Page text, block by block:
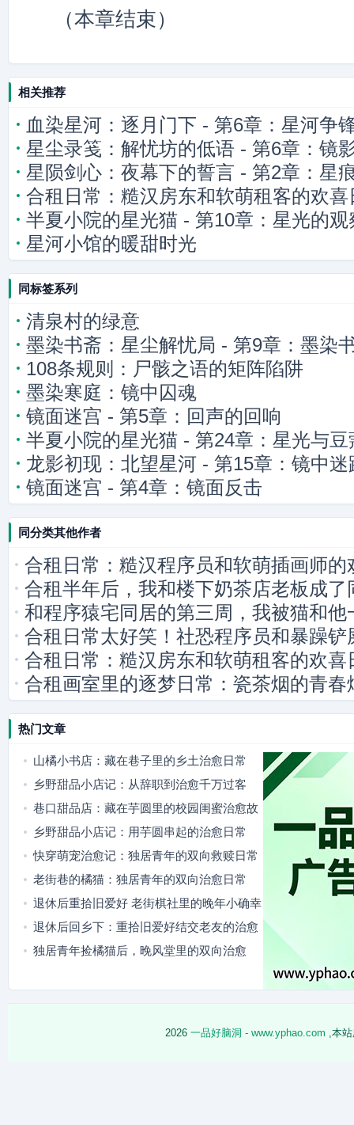
（本章结束）
相关推荐
血染星河：逐月门下 - 第6章：星河争
星尘录笺：解忧坊的低语 - 第6章：镜
星陨剑心：夜幕下的誓言 - 第2章：星
合租日常：糙汉房东和软萌租客的欢喜
半夏小院的星光猫 - 第10章：星光的观
星河小馆的暖甜时光
同标签系列
清泉村的绿意
墨染书斋：星尘解忧局 - 第9章：墨染
108条规则：尸骸之语的矩阵陷阱
墨染寒庭：镜中囚魂
镜面迷宫 - 第5章：回声的回响
半夏小院的星光猫 - 第24章：星光与豆
龙影初现：北望星河 - 第15章：镜中迷
镜面迷宫 - 第4章：镜面反击
同分类其他作者
合租日常：糙汉程序员和软萌插画师的
合租半年后，我和楼下奶茶店老板成了
和程序猿宅同居的第三周，我被猫和他
合租日常太好笑！社恐程序员和暴躁铲
合租日常：糙汉房东和软萌租客的欢喜
合租画室里的逐梦日常：瓷茶烟的青春
热门文章
山橘小书店：藏在巷子里的乡土治愈日常
乡野甜品小店记：从辞职到治愈千万过客
巷口甜品店：藏在芋圆里的校园闺蜜治愈故
事
乡野甜品小店记：用芋圆串起的治愈日常
快穿萌宠治愈记：独居青年的双向救赎日常
老街巷的橘猫：独居青年的双向治愈日常
退休后重拾旧爱好 老街棋社里的晚年小确幸
退休后回乡下：重拾旧爱好结交老友的治愈
日常
独居青年捡橘猫后，晚风堂里的双向治愈
2026 一品好脑洞 - www.yphao.com ,本